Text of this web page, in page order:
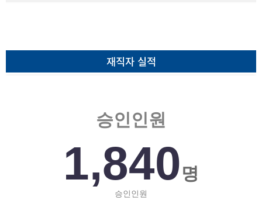
재직자 실적
승인인원
1,840명
승인인원